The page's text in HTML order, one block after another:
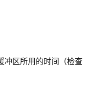
冲区所用的时间（检查